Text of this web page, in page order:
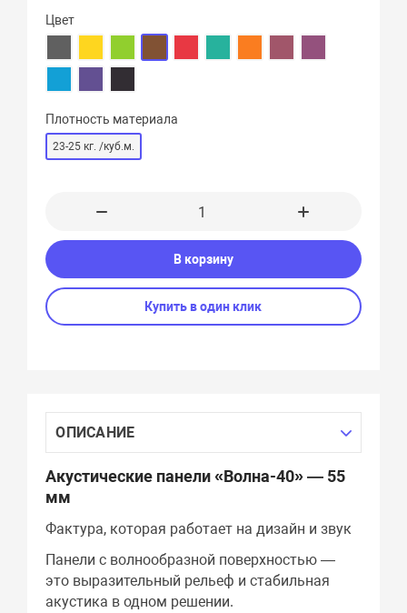
Цвет
Плотность материала
23-25 кг. /куб.м.
В корзину
Купить в один клик
ОПИСАНИЕ
Акустические панели «Волна-40» — 55
мм
Фактура, которая работает на дизайн и звук
Панели с волнообразной поверхностью —
это выразительный рельеф и стабильная
акустика в одном решении.